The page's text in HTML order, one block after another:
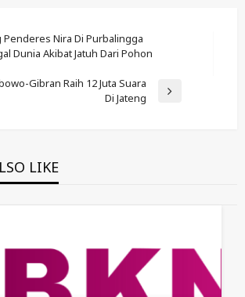
Penderes Nira Di Purbalingga
Dunia Akibat Jatuh Dari Pohon
Gibran Raih 12 Juta Suara
Di Jateng
LIKE